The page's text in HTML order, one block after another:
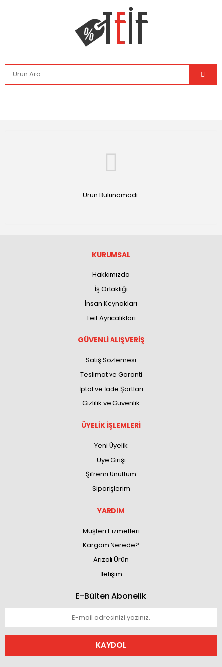
Ürün Bulunamadı.
KURUMSAL
Hakkımızda
İş Ortaklığı
İnsan Kaynakları
Teif Ayrıcalıkları
GÜVENLİ ALIŞVERİŞ
Satış Sözlemesi
Teslimat ve Garanti
İptal ve İade Şartları
Gizlilik ve Güvenlik
ÜYELİK İŞLEMLERİ
Yeni Üyelik
Üye Girişi
Şifremi Unuttum
Siparişlerim
YARDIM
Müşteri Hizmetleri
Kargom Nerede?
Arızalı Ürün
İletişim
E-Bülten Abonelik
KAYDOL